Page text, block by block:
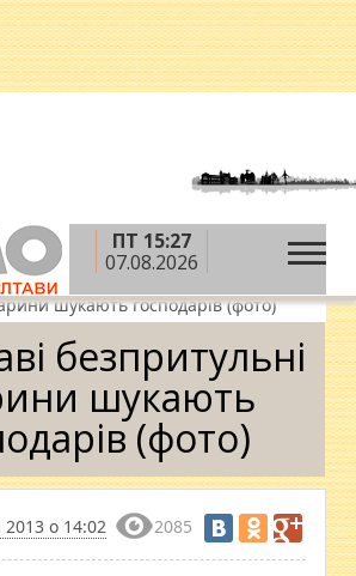
ПТ 15:27
07.08.2026
» Спецпроекти
чотирилапому »У Полтаві
шукають господарів (фото)
безпритульні
шукають
(фото)
о 14:02 2085